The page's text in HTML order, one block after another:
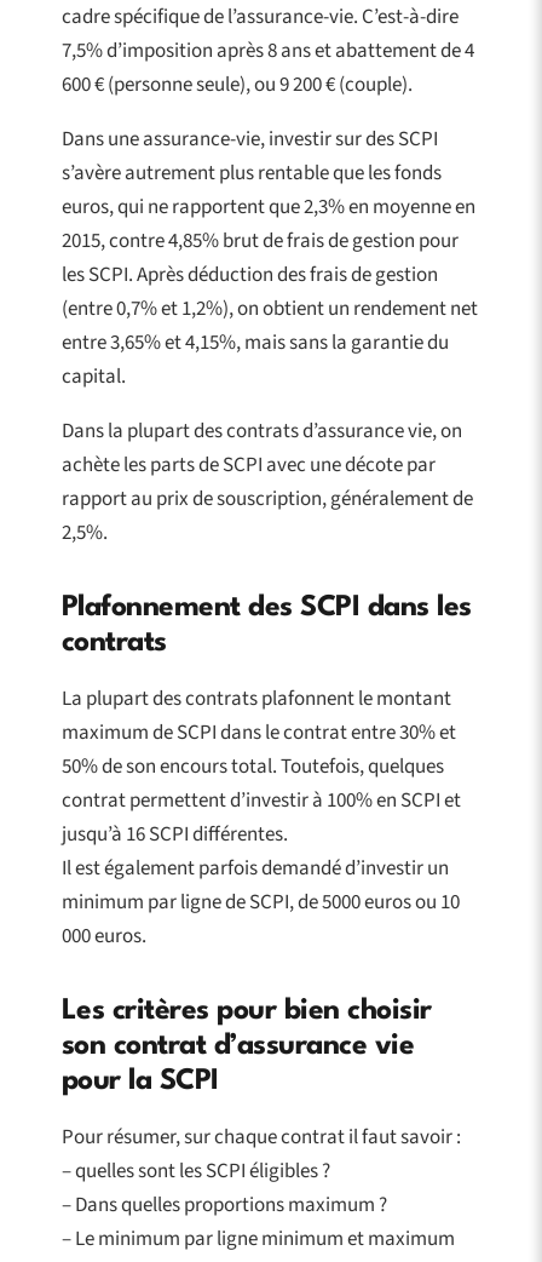
cadre spécifique de l’assurance-vie. C’est-à-dire
7,5% d’imposition après 8 ans et abattement de 4
600 € (personne seule), ou 9 200 € (couple).
Dans une assurance-vie, investir sur des SCPI
s’avère autrement plus rentable que les fonds
euros, qui ne rapportent que 2,3% en moyenne en
2015, contre 4,85% brut de frais de gestion pour
les SCPI. Après déduction des frais de gestion
(entre 0,7% et 1,2%), on obtient un rendement net
entre 3,65% et 4,15%, mais sans la garantie du
capital.
Dans la plupart des contrats d’assurance vie, on
achète les parts de SCPI avec une décote par
rapport au prix de souscription, généralement de
2,5%.
Plafonnement des SCPI dans les
contrats
La plupart des contrats plafonnent le montant
maximum de SCPI dans le contrat entre 30% et
50% de son encours total. Toutefois, quelques
contrat permettent d’investir à 100% en SCPI et
jusqu’à 16 SCPI différentes.
Il est également parfois demandé d’investir un
minimum par ligne de SCPI, de 5000 euros ou 10
000 euros.
Les critères pour bien choisir
son contrat d’assurance vie
pour la SCPI
Pour résumer, sur chaque contrat il faut savoir :
– quelles sont les SCPI éligibles ?
– Dans quelles proportions maximum ?
– Le minimum par ligne minimum et maximum